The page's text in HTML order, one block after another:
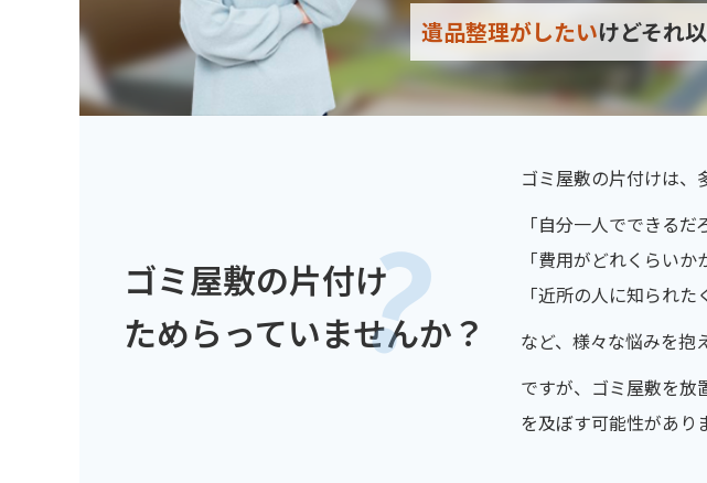
遺品整理がしたいけどそれ
ゴミ屋敷の片付け
ためらっていませんか？
ゴミ屋敷の片付けは、
「自分一人でできるだ
「費用がどれくらいか
「近所の人に知られた
など、様々な悩みを抱
ですが、ゴミ屋敷を放
を及ぼす可能性があり